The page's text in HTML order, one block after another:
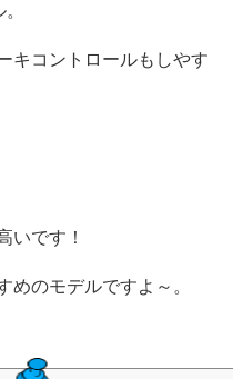
キコントロールもしやす
いです！
めのモデルですよ～。